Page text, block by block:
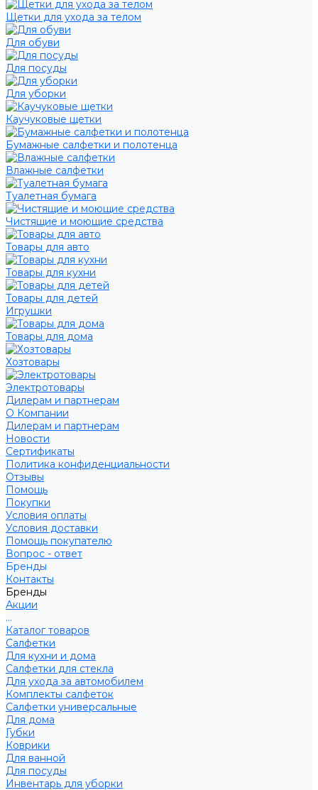
Щетки для ухода за телом
Для обуви
Для посуды
Для уборки
Каучуковые щетки
Бумажные салфетки и полотенца
Влажные салфетки
Туалетная бумага
Чистящие и моющие средства
Товары для авто
Товары для кухни
Товары для детей
Игрушки
Товары для дома
Хозтовары
Электротовары
Дилерам и партнерам
О Компании
Дилерам и партнерам
Новости
Сертификаты
Политика конфиденциальности
Отзывы
Помощь
Покупки
Условия оплаты
Условия доставки
Помощь покупателю
Вопрос - ответ
Бренды
Контакты
Бренды
Акции
...
Каталог товаров
Салфетки
Для кухни и дома
Салфетки для стекла
Для ухода за автомобилем
Комплекты салфеток
Салфетки универсальные
Для дома
Губки
Коврики
Для ванной
Для посуды
Инвентарь для уборки